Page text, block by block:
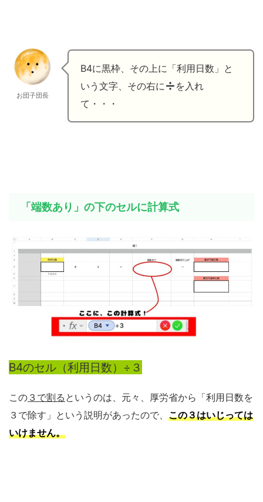
お団子団長
B4に黒枠、その上に「利用日数」と
いう文字、その右に
を入れ
て・・・
「端数あり」の下のセルに計算式
B4のセル（利用日数）÷３
この ３で割る というのは、元々、厚労省から「利用日数を
３で除す」という説明があったので、 この３はいじっては
いけません。